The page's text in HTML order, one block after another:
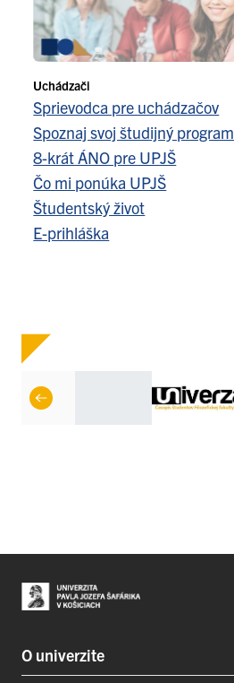
Uchádzači
Sprievodca pre uchádzačov
Spoznaj svoj študijný program
8-krát ÁNO pre UPJŠ
Čo mi ponúka UPJŠ
Študentský život
E-prihláška
O univerzite